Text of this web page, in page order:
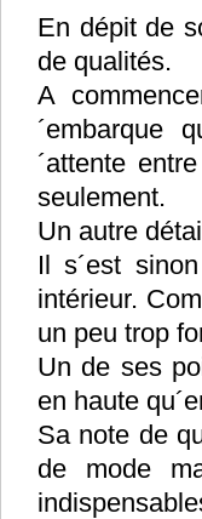
En dépit de
de qualités.
A
´embarque
´attente
seulement.
Un autre
Il s´est
intérieur.
un peu trop
Un de ses
en haute
Sa note de
de mode